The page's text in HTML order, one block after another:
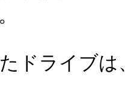
ドライブ